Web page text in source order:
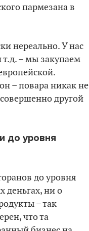
пармезана в
нереально. У нас
–мы закупаем
– повара никак не
другой
до уровня
до уровня
деньгах, ни о
– так
что та